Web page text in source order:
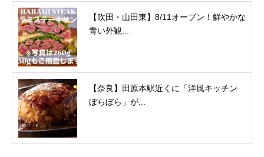
【吹田・山田東】8/11オープン！鮮やかな
青い外観...
【奈良】田原本駅近くに「洋風キッチン
ぼらぼら」が...